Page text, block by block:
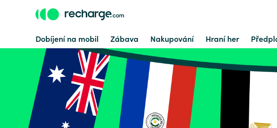
Dobíjení na mobil Zábava Nakupování Hraní her